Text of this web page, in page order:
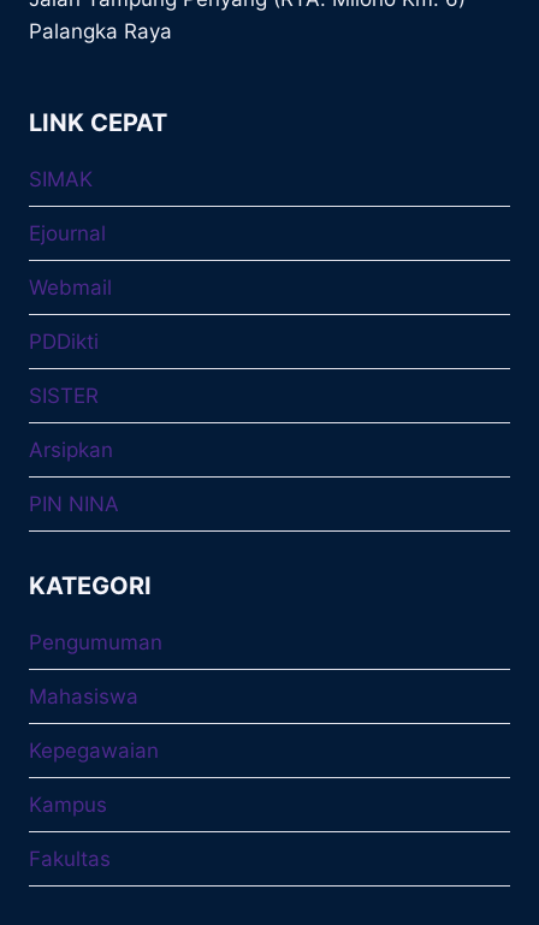
Palangka Raya
LINK CEPAT
SIMAK
Ejournal
Webmail
PDDikti
SISTER
Arsipkan
PIN NINA
KATEGORI
Pengumuman
Mahasiswa
Kepegawaian
Kampus
Fakultas